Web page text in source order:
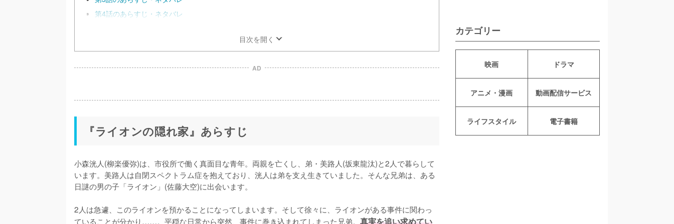
第4話のあらすじ・ネタバレ
目次を開く
AD
『ライオンの隠れ家』あらすじ
小森洸人(柳楽優弥)は、市役所で働く真面目な青年。両親を亡くし、弟・美路人(坂東龍汰)と2人で暮らして
います。美路人は自閉スペクトラム症を抱えており、洸人は弟を支え生きていました。そんな兄弟は、ある
日謎の男の子「ライオン」(佐藤大空)に出会います。
2人は急遽、このライオンを預かることになってしまいます。そして徐々に、ライオンがある事件に関わっ
ていることが分かり……。平穏な日常から突然、事件に巻き込まれてしまった兄弟。 真実を追い求めてい
カテゴリー
映画 ドラマ
アニメ・漫画 動画配信サービス
ライフスタイル 電子書籍